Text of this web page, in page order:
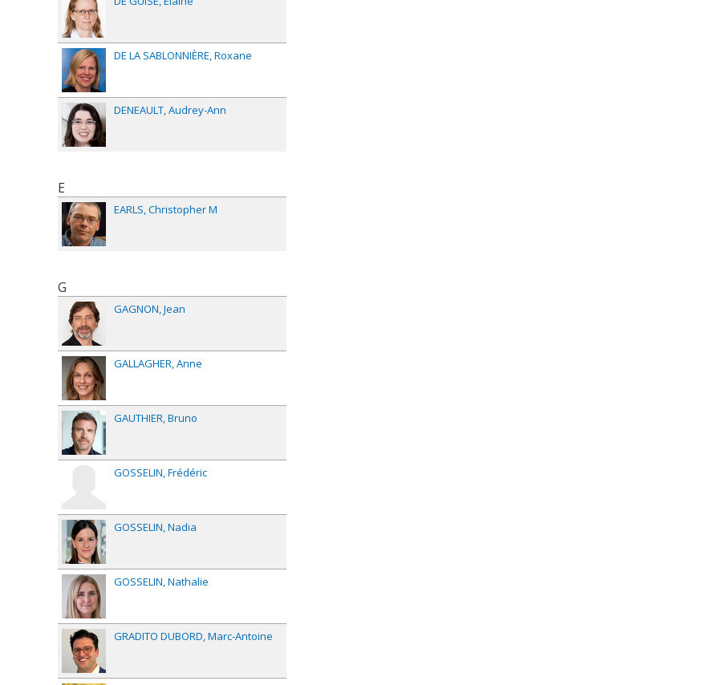
DE LA SABLONNIÈRE Roxane
DENEAULT Audrey-Ann
E
EARLS Christopher M
G
GAGNON Jean
GALLAGHER Anne
GAUTHIER Bruno
GOSSELIN Frédéric
GOSSELIN Nadia
GOSSELIN Nathalie
GRADITO DUBORD Marc-Antoine